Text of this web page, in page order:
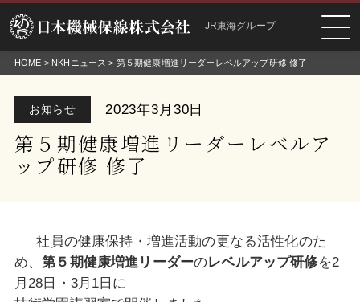
JR東海グループ
HOME > NKHニュース > 第５期健康増進リーダーレベルアップ研修 修了
お知らせ 2023年3月30日
第５期健康増進リーダーレベルア
ップ研修 修了
社員の健康保持・増進活動の更なる活性化のた
め、第５期健康増進リーダーのレベルアップ研修を2
月28日・3月1日に